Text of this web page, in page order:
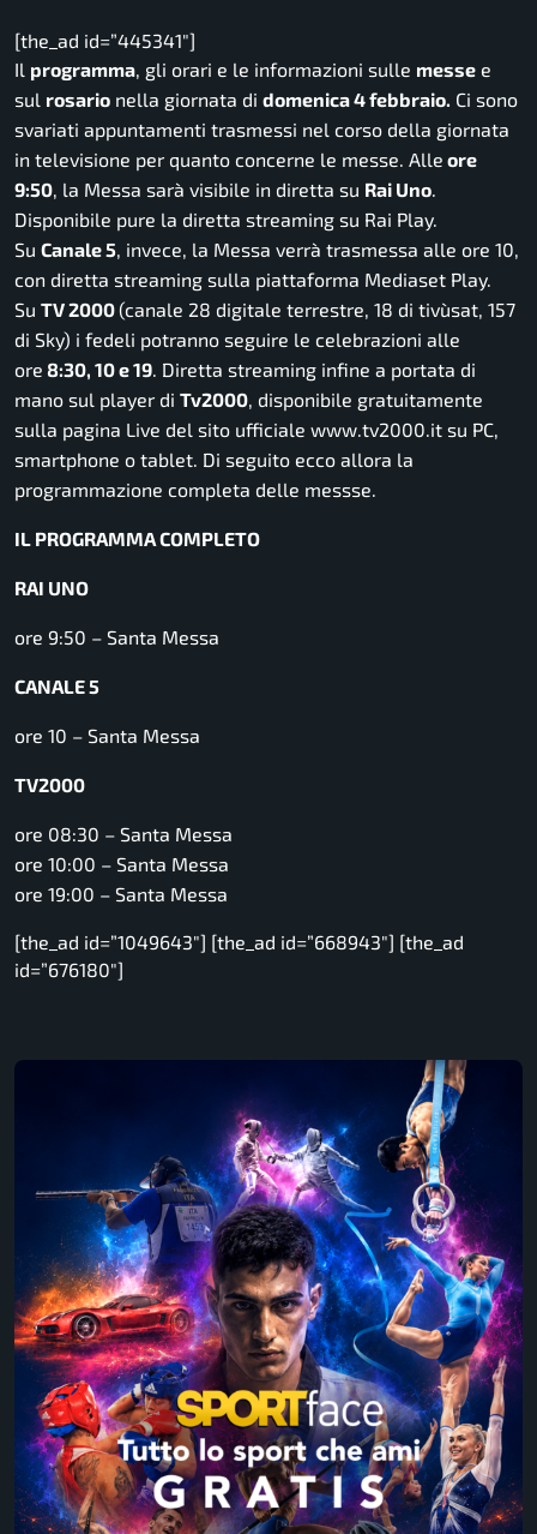
[the_ad id=”445341″]
Il programma , gli orari e le informazioni sulle messe e
sul rosario nella giornata di domenica 4 febbraio. Ci sono
svariati appuntamenti trasmessi nel corso della giornata
in televisione per quanto concerne le messe. Alle ore
9:50 , la Messa sarà visibile in diretta su Rai Uno
Disponibile pure la diretta streaming su Rai Play.
Su Canale 5 , invece, la Messa verrà trasmessa alle ore 10,
con diretta streaming sulla piattaforma Mediaset Play.
Su TV 2000(canale 28 digitale terrestre, 18 di tivùsat, 157
di Sky) i fedeli potranno seguire le celebrazioni alle
ore 8:30, 10 e 19 . Diretta streaming infine a portata di
mano sul player di Tv2000 , disponibile gratuitamente
sulla pagina Live del sito ufficiale www.tv2000.it su PC,
smartphone o tablet. Di seguito ecco allora la
programmazione completa delle messse.
IL PROGRAMMA COMPLETO
RAI UNO
ore 9:50 – Santa Messa
CANALE 5
ore 10 – Santa Messa
TV2000
ore 08:30 – Santa Messa
ore 10:00 – Santa Messa
ore 19:00 – Santa Messa
[the_ad id=”1049643″] [the_ad id=”668943″] [the_ad
id=”676180″]